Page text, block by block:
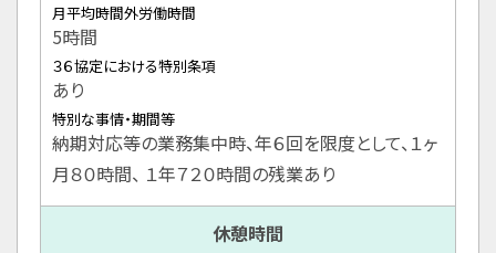
月平均時間外労働時間
5時間
３６協定における特別条項
あり
特別な事情・期間等
納期対応等の業務集中時、年６回を限度として、１ヶ
月８０時間、 １年７２０時間の残業あり
休憩時間